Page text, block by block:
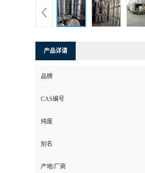
产品详请
品牌
CAS编号
纯度
别名
产地/厂商